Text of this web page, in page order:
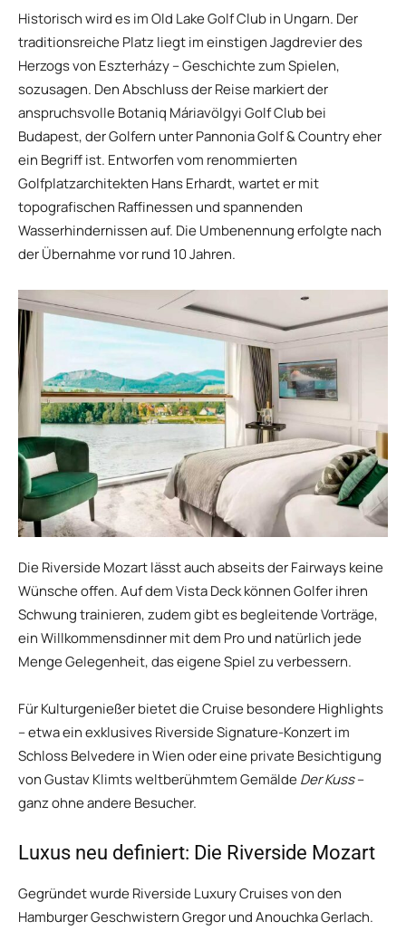
Historisch wird es im Old Lake Golf Club in Ungarn. Der
traditionsreiche Platz liegt im einstigen Jagdrevier des
Herzogs von Eszterházy – Geschichte zum Spielen,
sozusagen. Den Abschluss der Reise markiert der
anspruchsvolle Botaniq Máriavölgyi Golf Club bei
Budapest, der Golfern unter Pannonia Golf & Country eher
ein Begriff ist. Entworfen vom renommierten
Golfplatzarchitekten Hans Erhardt, wartet er mit
topografischen Raffinessen und spannenden
Wasserhindernissen auf. Die Umbenennung erfolgte nach
der Übernahme vor rund 10 Jahren.
Die Riverside Mozart lässt auch abseits der Fairways keine
Wünsche offen. Auf dem Vista Deck können Golfer ihren
Schwung trainieren, zudem gibt es begleitende Vorträge,
ein Willkommensdinner mit dem Pro und natürlich jede
Menge Gelegenheit, das eigene Spiel zu verbessern.
Für Kulturgenießer bietet die Cruise besondere Highlights
– etwa ein exklusives Riverside Signature-Konzert im
Schloss Belvedere in Wien oder eine private Besichtigung
von Gustav Klimts weltberühmtem GemäldeDer Kuss–
ganz ohne andere Besucher.
Luxus neu definiert: Die Riverside Mozart
Gegründet wurde Riverside Luxury Cruises von den
Hamburger Geschwistern Gregor und Anouchka Gerlach.